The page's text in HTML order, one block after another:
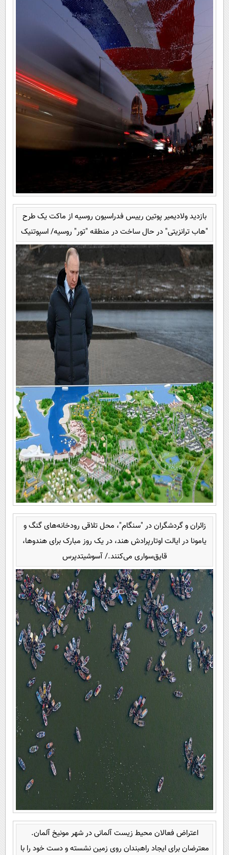
بازدید ولادیمیر پوتین رییس فدراسیون روسیه از ماکت یک طرح
"هاب ترانزیتی" در حال ساخت در منطقه "تور" روسیه/ اسپوتنیک
زائران و گردشگران در "سنگام"، محل تلاقی رودخانه‌های گنگ و
یامونا در ایالت اوتارپرادش هند، در یک روز مبارک برای هندوها،
قایق‌سواری می‌کنند./ آسوشیتدپرس
اعتراض فعالان محیط زیست آلمانی در شهر مونیخ آلمان.
معترضان برای ایجاد راهبندان روی زمین نشسته و دست خود را با